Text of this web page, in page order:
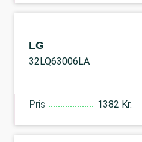
LG
32LQ63006LA
Pris 1382 Kr.